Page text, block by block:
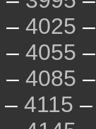
– 4025 –
– 4055 –
– 4085 –
– 4115 –